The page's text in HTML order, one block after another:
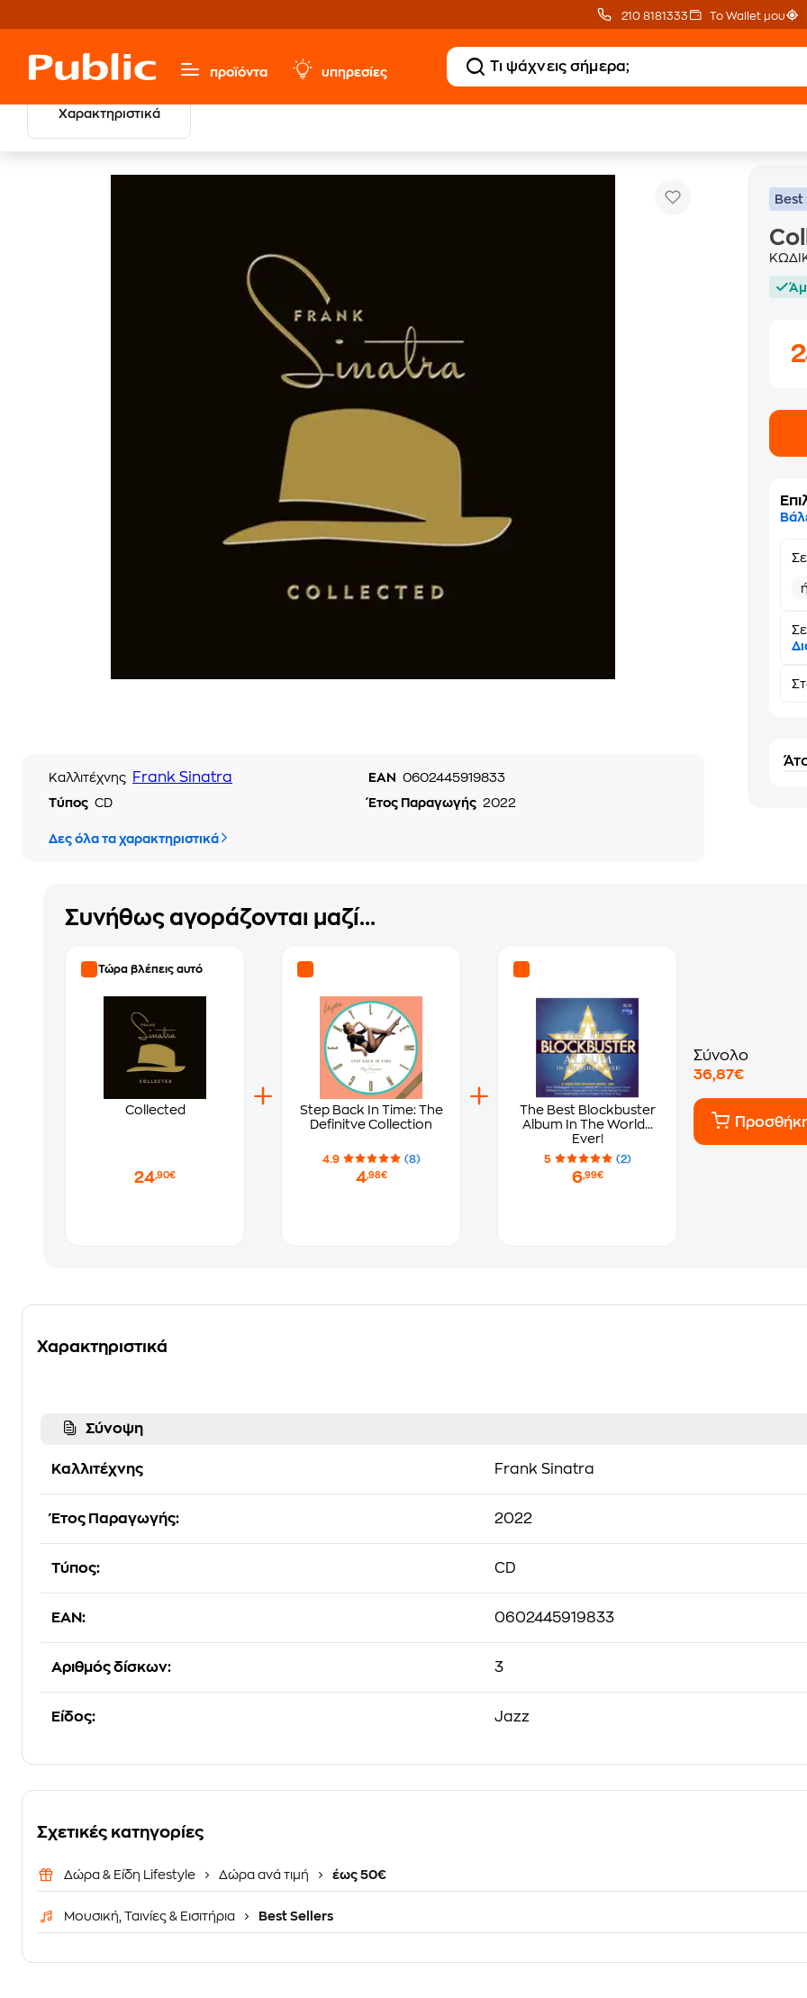
210 8181333 Το Wallet μου
προϊόντα υπηρεσίες
Χαρακτηριστικά
Καλλιτέχνης Frank Sinatra EAN
0602445919833
Τύπος CD Έτος Παραγωγής 2022
Δες όλα τα χαρακτηριστικά
Best
Συνήθως αγοράζονται μαζί...
Τώρα βλέπεις αυτό
Collected
24,90€
Step Back In Time: The
Definitve Collection
4.9 (8)
4,98€
The Best Blockbuster
Album In The World...
Ever!
5 (2)
6,99€
Σύνολο
36,87€
Χαρακτηριστικά
Σύνοψη
Καλλιτέχνης Frank Sinatra
Έτος Παραγωγής: 2022
Τύπος: CD
EAN: 0602445919833
Αριθμός δίσκων: 3
Είδος: Jazz
Σχετικές κατηγορίες
Δώρα & Είδη Lifestyle Δώρα ανά τιμή έως 50€
Μουσική, Ταινίες & Εισιτήρια Best Sellers